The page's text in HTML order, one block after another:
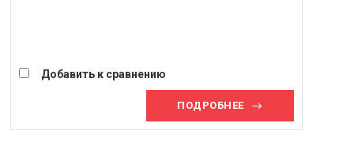
Добавить к сравнению
ПОДРОБНЕЕ